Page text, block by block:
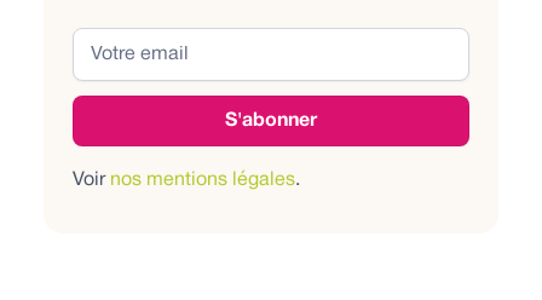
Voir nos mentions légales.